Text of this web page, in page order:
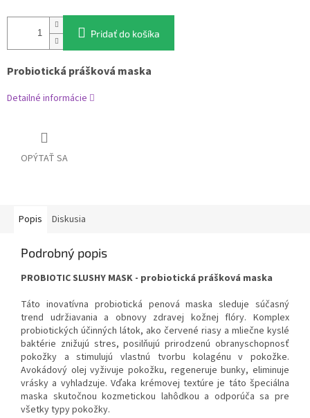
Pridať do košíka
Probiotická prášková maska
Detailné informácie
OPÝTAŤ SA
Popis Diskusia
Podrobný popis
PROBIOTIC SLUSHY MASK - probiotická prášková maska
Táto inovatívna probiotická penová maska ​​sleduje súčasný
trend udržiavania a obnovy zdravej kožnej flóry. Komplex
probiotických účinných látok, ako červené riasy a mliečne kyslé
baktérie znižujú stres, posilňujú prirodzenú obranyschopnosť
pokožky a stimulujú vlastnú tvorbu kolagénu v pokožke.
Avokádový olej vyživuje pokožku, regeneruje bunky, eliminuje
vrásky a vyhladzuje. Vďaka krémovej textúre je táto špeciálna
maska skutočnou kozmetickou lahôdkou a odporúča sa pre
všetky typy pokožky.